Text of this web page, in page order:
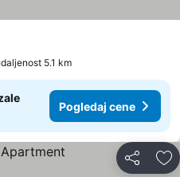
5.1 km
Pogledaj cene
Deli